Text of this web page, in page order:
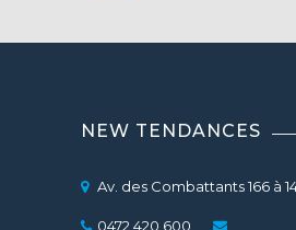
NEW TENDANCES
Av. des Combattants 166 à
0472 420 600